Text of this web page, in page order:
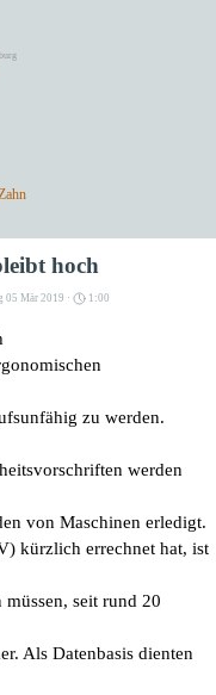
hoch
05 Mär 2019 ·
1:00
zu werden.
werden
von Maschinen erledigt.
kürzlich errechnet hat, ist
seit rund 20
Als Datenbasis dienten